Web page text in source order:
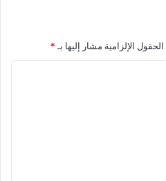
الحقول الإلزامية مشار إليها بـ *